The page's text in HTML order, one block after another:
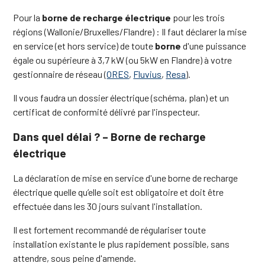
Pour la borne de recharge électrique pour les trois
régions (Wallonie/Bruxelles/Flandre) : Il faut déclarer la mise
en service (et hors service) de toute borne d'une puissance
égale ou supérieure à 3,7 kW (ou 5kW en Flandre) à votre
gestionnaire de réseau (ORES, Fluvius, Resa).
Il vous faudra un dossier électrique (schéma, plan) et un
certificat de conformité délivré par l'inspecteur.
Dans quel délai ? – Borne de recharge
électrique
La déclaration de mise en service d'une borne de recharge
électrique quelle qu’elle soit est obligatoire et doit être
effectuée dans les 30 jours suivant l'installation.
Il est fortement recommandé de régulariser toute
installation existante le plus rapidement possible, sans
attendre, sous peine d'amende.